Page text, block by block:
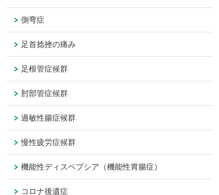
側弯症
足首捻挫の痛み
足根管症候群
肘部管症候群
過敏性腸症候群
慢性疲労症候群
機能性ディスペプシア（機能性胃腸症）
コロナ後遺症